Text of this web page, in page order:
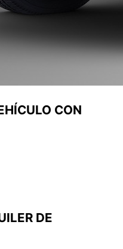
CON
DE